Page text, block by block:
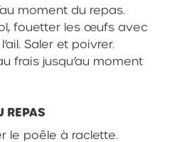
moment du repas.
fouetter les œufs avec
Saler et poivrer.
frais jusqu’au moment
REPAS
le poêle à raclette.